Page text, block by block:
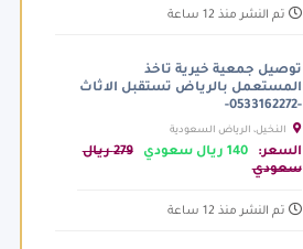
تم النشر منذ 12 ساعة
توصيل جمعية خيرية تاخذ
المستعمل بالرياض تستقبل الاثاث
-0533162272-
السعر: 140 ريال سعودي
279 ريال
سعودي
تم النشر منذ 12 ساعة